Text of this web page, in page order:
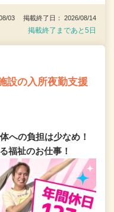
03 掲載終了日： 2026/08/14
掲載終了まであと5日
設の入所夜勤支援
への負担は少なめ！
福祉のお仕事！